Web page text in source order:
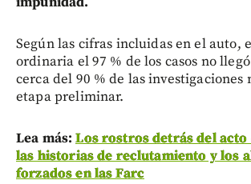
Según las cifras incluidas en el auto,
ordinaria el 97 % de los casos no
cerca del 90 % de las investigaciones
etapa preliminar.
Lea más:Los rostros detrás del
las historias de reclutamiento y los
forzados en las Farc